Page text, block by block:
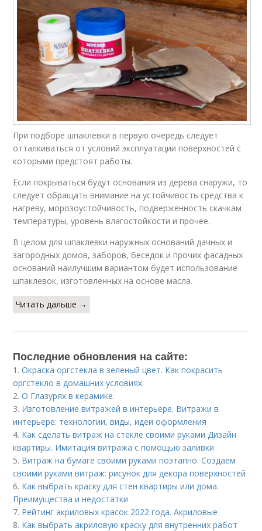
При подборе шпаклевки в первую очередь следует
отталкиваться от условий эксплуатации поверхностей с
которыми предстоят работы.
Если покрываться будут основания из дерева снаружи, то
следует обращать внимание на устойчивость средства к
нагреву, морозоустойчивость, подверженность скачкам
температуры, уровень влагостойкости и прочее.
В целом для шпаклевки наружных оснований дачных и
загородных домов, заборов, беседок и прочих фасадных
оснований наилучшим вариантом будет использование
шпаклевок, изготовленных на основе масла.
Читать дальше →
Последние обновления на сайте:
1.Окраска оргстекла в зеленый цвет. Как покрасить
оргстекло в домашних условиях
2.О Глазурях в керамике.
3. Изготовление витражей в интерьере. Витражи в
интерьере: технологии, виды, идеи оформления
4. Как сделать витраж на стекле своими руками Дизайн
квартиры. Имитация витража с помощью заливки
5. Витраж на бумаге своими руками поэтапно. Создаем
своими руками витраж: рисунок для декора поверхностей
6. Как выбрать краску для стен квартиры или дома.
Преимущества и недостатки
7. Рейтинг акриловых красок 2022 года. Акриловые
8. Как выбрать акриловую краску для внутренних работ